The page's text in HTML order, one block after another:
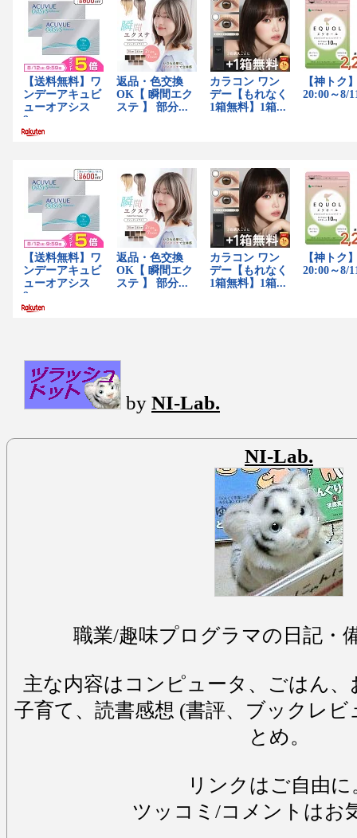
by NI-Lab.
NI-Lab.
職業/趣味プログラマの日記・
主な内容はコンピュータ、ごはん
子育て、読書感想 (書評、ブックレ
とめ。
リンクはご自由に
ツッコミ/コメントはお